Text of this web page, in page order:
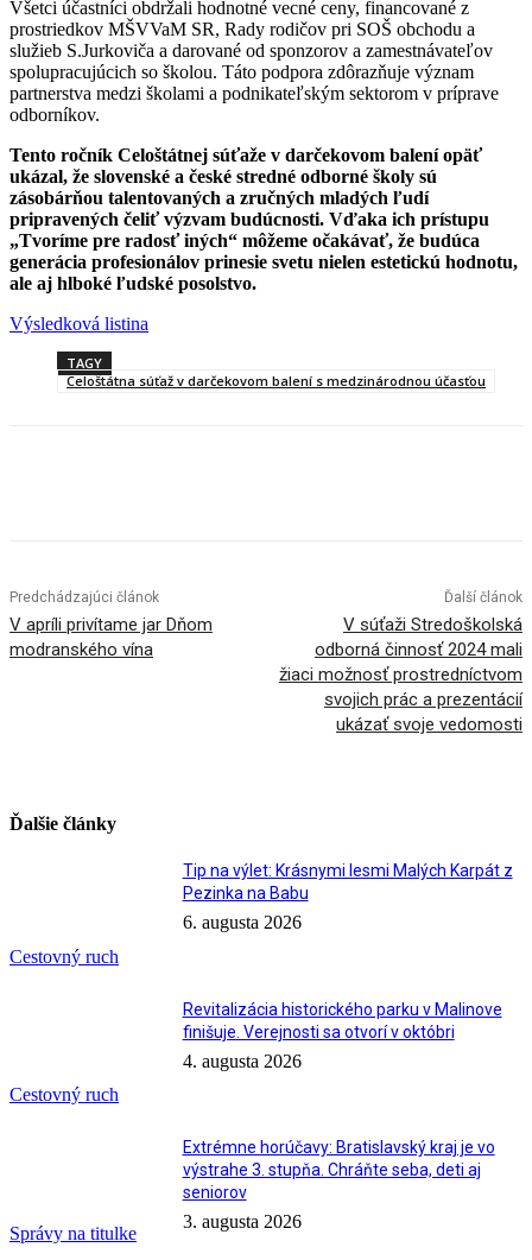
Všetci účastníci obdržali hodnotné vecné ceny, financované z
prostriedkov MŠVVaM SR, Rady rodičov pri SOŠ obchodu a
služieb S.Jurkoviča a darované od sponzorov a zamestnávateľov
spolupracujúcich so školou. Táto podpora zdôrazňuje význam
partnerstva medzi školami a podnikateľským sektorom v príprave
odborníkov.
Tento ročník Celoštátnej súťaže v darčekovom balení opäť
ukázal, že slovenské a české stredné odborné školy sú
zásobárňou talentovaných a zručných mladých ľudí
pripravených čeliť výzvam budúcnosti. Vďaka ich prístupu
„Tvoríme pre radosť iných“ môžeme očakávať, že budúca
generácia profesionálov prinesie svetu nielen estetickú hodnotu,
ale aj hlboké ľudské posolstvo.
Výsledková listina
TAGY
Celoštátna súťaž v darčekovom balení s medzinárodnou účasťou
Predchádzajúci článok
V apríli privítame jar Dňom
modranského vína
Ďalší článok
V súťaži Stredoškolská
odborná činnosť 2024 mali
žiaci možnosť prostredníctvom
svojich prác a prezentácií
ukázať svoje vedomosti
Ďalšie články
Cestovný ruch
Tip na výlet: Krásnymi lesmi Malých Karpát z
Pezinka na Babu
6. augusta 2026
Cestovný ruch
Revitalizácia historického parku v Malinove
finišuje. Verejnosti sa otvorí v októbri
4. augusta 2026
Správy na titulke
Extrémne horúčavy: Bratislavský kraj je vo
výstrahe 3. stupňa. Chráňte seba, deti aj
seniorov
3. augusta 2026